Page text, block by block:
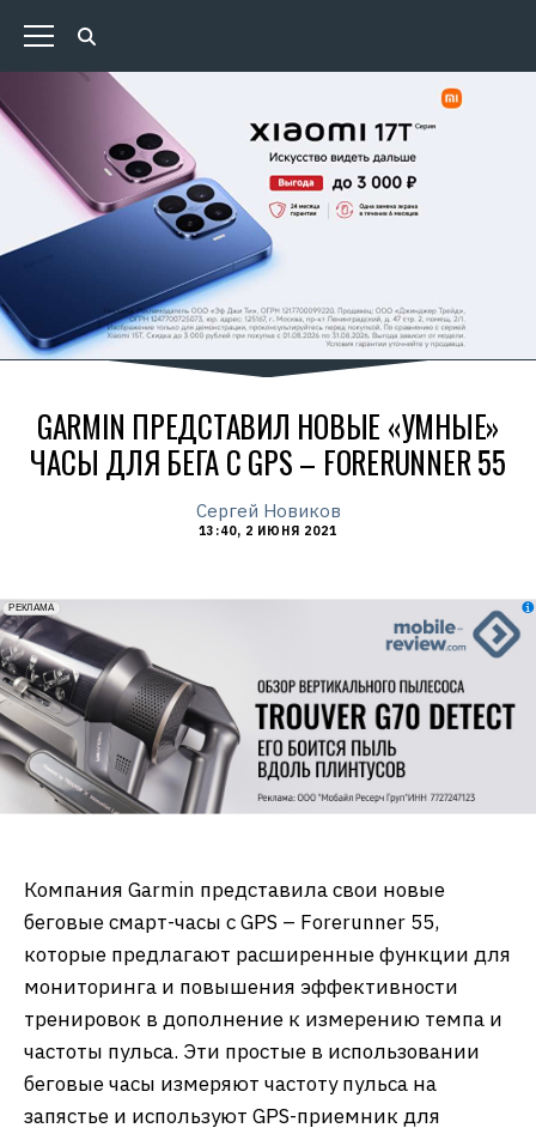
GARMIN ПРЕДСТАВИЛ НОВЫЕ «УМНЫЕ»
ЧАСЫ ДЛЯ БЕГА С GPS – FORERUNNER 55
Сергей Новиков
13:40, 2 ИЮНЯ 2021
erid: 2VfnxxmNzs5
РЕКЛАМА
Компания Garmin представила свои новые
беговые смарт-часы с GPS – Forerunner 55,
которые предлагают расширенные функции для
мониторинга и повышения эффективности
тренировок в дополнение к измерению темпа и
частоты пульса. Эти простые в использовании
беговые часы измеряют частоту пульса на
запястье и используют GPS-приемник для